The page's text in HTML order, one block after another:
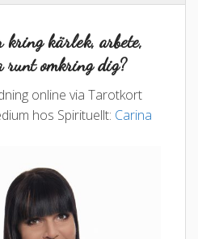
kärlek, arbete,
runt omkring dig?
online via Tarotkort
hos Spirituellt: Carina